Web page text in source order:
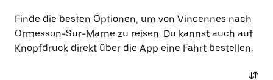
Finde die besten Optionen, um von Vincennes nach
Ormesson-Sur-Marne zu reisen. Du kannst auch auf
Knopfdruck direkt über die App eine Fahrt bestellen.